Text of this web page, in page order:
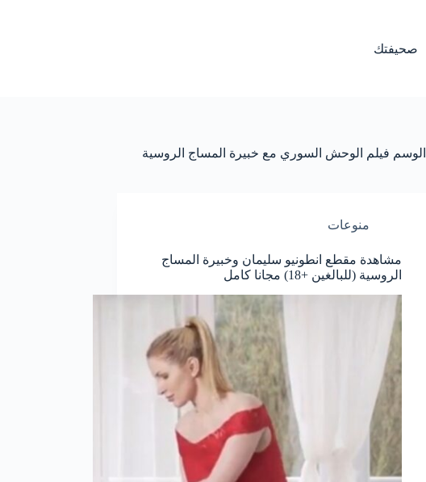
صحيفتك
الوسم فيلم الوحش السوري مع خبيرة المساج الروسية
منوعات
مشاهدة مقطع انطونيو سليمان وخبيرة المساج
الروسية (للبالغين +18) مجانا كامل